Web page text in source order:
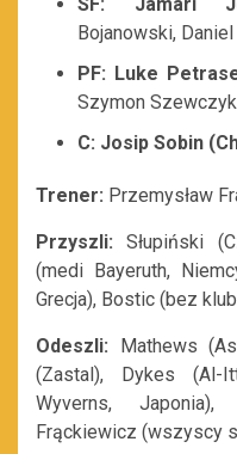
Bojanowski,
PF: Luke
Szymon Szewczyk
C: Josip Sobin
Trener: Przemysław
Przyszli:Słupiński
(medi Bayeruth,
Grecja), Bostic (bez
Odeszli:
Mathews
(Zastal), Dykes (Al-
Wyverns,
Frąckiewicz (wszyscy